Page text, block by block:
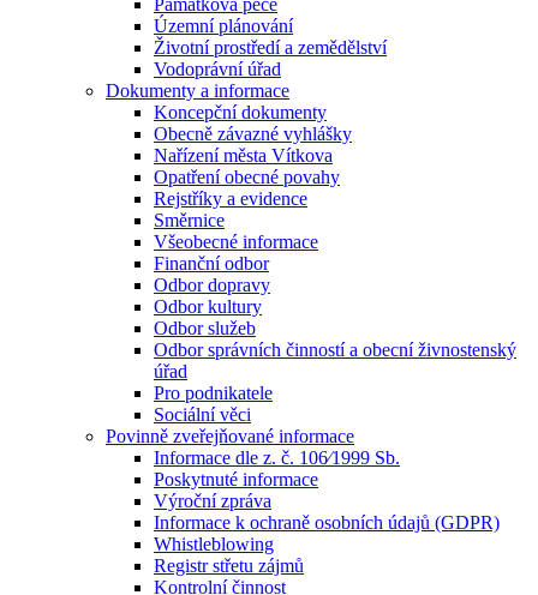
Památková péče
Územní plánování
Životní prostředí a zemědělství
Vodoprávní úřad
Dokumenty a informace
Koncepční dokumenty
Obecně závazné vyhlášky
Nařízení města Vítkova
Opatření obecné povahy
Rejstříky a evidence
Směrnice
Všeobecné informace
Finanční odbor
Odbor dopravy
Odbor kultury
Odbor služeb
Odbor správních činností a obecní živnostenský
úřad
Pro podnikatele
Sociální věci
Povinně zveřejňované informace
Informace dle z. č. 106⁄1999 Sb.
Poskytnuté informace
Výroční zpráva
Informace k ochraně osobních údajů (GDPR)
Whistleblowing
Registr střetu zájmů
Kontrolní činnost